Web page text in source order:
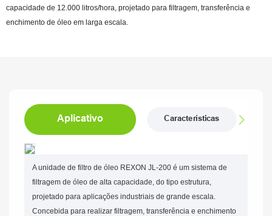
capacidade de 12.000 litros/hora, projetado para filtragem, transferência e
enchimento de óleo em larga escala.
Aplicativo Características
A unidade de filtro de óleo REXON JL-200 é um sistema de
filtragem de óleo de alta capacidade, do tipo estrutura,
projetado para aplicações industriais de grande escala.
Concebida para realizar filtragem, transferência e enchimento